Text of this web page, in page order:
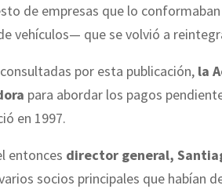
de empresas que lo
vehículos— que se volvió a
por esta publicación, la
para abordar los pagos
en 1997.
entonces director general,
socios principales que habían